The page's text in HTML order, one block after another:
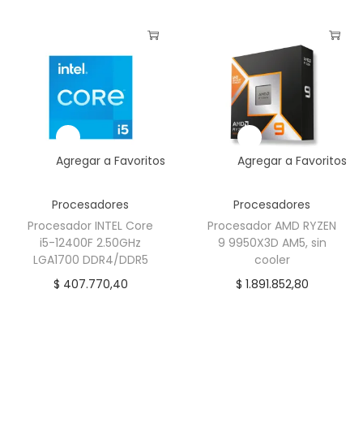
Agregar a Favoritos
Procesadores
Procesador INTEL Core
i5-12400F 2.50GHz
LGA1700 DDR4/DDR5
$ 407.770,40
Agregar a Favoritos
Procesadores
Procesador AMD RYZEN
9 9950X3D AM5, sin
cooler
$ 1.891.852,80